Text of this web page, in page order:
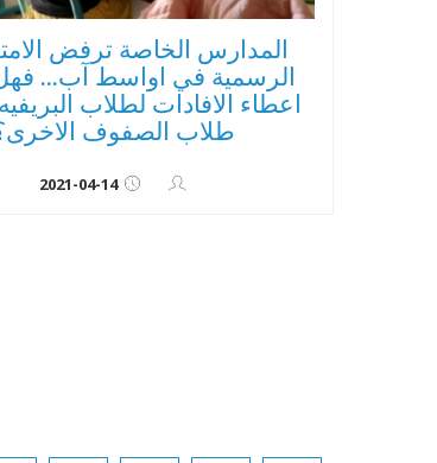
المدارس الخاصة ترفض
الرسمية في اواسط آب...
اعطاء الافادات لطلاب
طلاب الصفوف
2021-04-14